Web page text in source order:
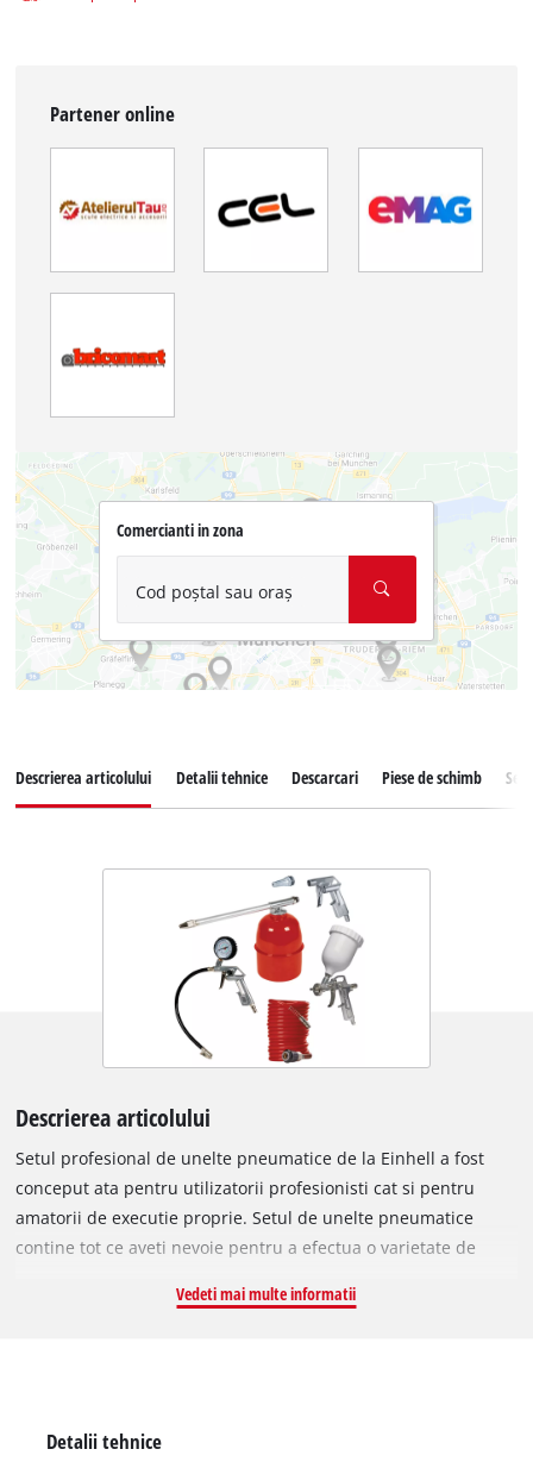
Partener online
Comercianti in zona
Cod poștal sau oraș
Descrierea articolului Detalii tehnice Descarcari Piese de schimb
Descrierea articolului
Setul profesional de unelte pneumatice de la Einhell a fost
conceput ata pentru utilizatorii profesionisti cat si pentru
amatorii de executie proprie. Setul de unelte pneumatice
contine tot ce aveti nevoie pentru a efectua o varietate de
piese se potriveste cu toate compresoarele standard cu
curata zona de lucru si pentru indepartarea prafului de pe
Vedeti mai multe informatii
Detalii tehnice